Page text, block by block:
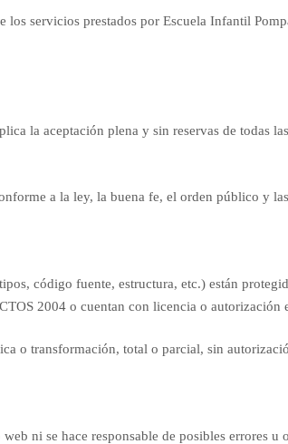
servicios prestados por Escuela Infantil
la aceptación plena y sin reservas de todas
a la ley, la buena fe, el orden público y
código fuente, estructura, etc.) están
2004 o cuentan con licencia o autorización
o transformación, total o parcial, sin
ni se hace responsable de posibles errores u